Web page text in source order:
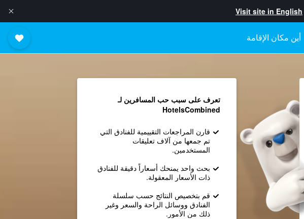
Visit site in English
أين مكان الإقامة
تعرف على سبب حب المسافرين لـ
HotelsCombined
قارن المراجعات التقييمية للفنادق التي
تم جمعها من آلاف تعليقات
المستخدمين.
بحث واحد يمنحك أسعاراً دقيقة للفنادق
ذات الأسعار المعقولة.
قم بتخصيص النتائج حسب سلسلة
الفنادق ووسائل الراحة والسعر وغير
ذلك من الأمور.